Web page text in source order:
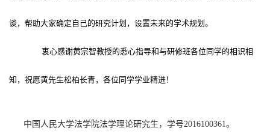
谈，帮助大家确定自己的研究计划，设置未来的学术规划。
衷心感谢黄宗智教授的悉心指导和与研修班各位同学的相识相
知，祝愿黄先生松柏长青，各位同学学业精进！
中国人民大学法学院法学理论研究生，学号2016100361。